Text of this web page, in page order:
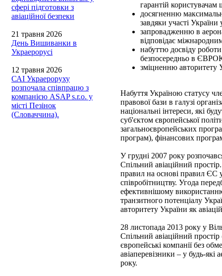
сфері підготовки з
авіаційної безпеки
21 травня 2026
День Вишиванки в
Украерорусі
12 травня 2026
САІ Украероруху
розпочала співпрацю з
компанією ASAP s.r.o. у
місті Пезінок
(Словаччина).
гарантій
досягненню
завдяки участі
запровадженню в
відповідає
набуттю досвіду
безпосередньо в
зміцненню авторитету
Набуття Україною статусу
правової бази в галузі
національні інтереси, які
суб'єктом європейської
загальноєвропейських
програм), фінансових
У грудні 2007 року
Спільний авіаційний
правил на основі правил ЄС
співробітництву. Угода
ефективнішому
транзитного потенціалу
авторитету України як
28 листопада 2013 року у
Спільний авіаційний
європейські компанії без
авіаперевізники – у будь-
року.